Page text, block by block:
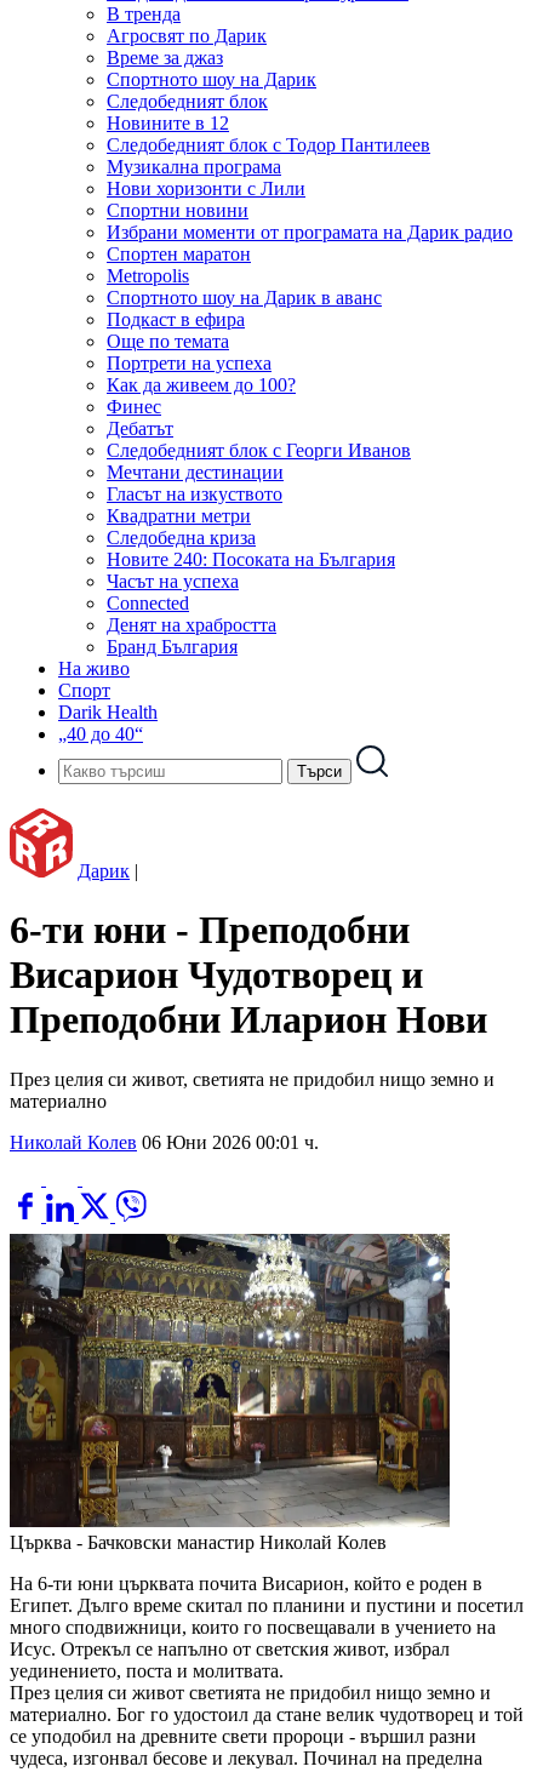
В тренда
Агросвят по Дарик
Време за джаз
Спортното шоу на Дарик
Следобедният блок
Новините в 12
Следобедният блок с Тодор Пантилеев
Музикална програма
Нови хоризонти с Лили
Спортни новини
Избрани моменти от програмата на Дарик радио
Спортен маратон
Metropolis
Спортното шоу на Дарик в аванс
Подкаст в ефира
Още по темата
Портрети на успеха
Как да живеем до 100?
Финес
Дебатът
Следобедният блок с Георги Иванов
Мечтани дестинации
Гласът на изкуството
Квадратни метри
Следобедна криза
Новите 240: Посоката на България
Часът на успеха
Connected
Денят на храбростта
Бранд България
На живо
Спорт
Darik Health
„40 до 40“
Дарик |
6-ти юни - Преподобни
Висарион Чудотворец и
Преподобни Иларион Нови
През целия си живот, светията не придобил нищо земно и
материално
Николай Колев 06 Юни 2026 00:01 ч.
Църква - Бачковски манастир Николай Колев
На 6-ти юни църквата почита Висарион, който е роден в
Египет. Дълго време скитал по планини и пустини и посетил
много сподвижници, които го посвещавали в учението на
Исус. Отрекъл се напълно от светския живот, избрал
уединението, поста и молитвата.
През целия си живот светията не придобил нищо земно и
материално. Бог го удостоил да стане велик чудотворец и той
се уподобил на древните свети пророци - вършил разни
чудеса, изгонвал бесове и лекувал. Починал на пределна